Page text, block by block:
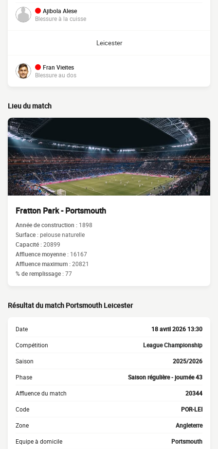
Ajibola Alese
Blessure à la cuisse
Leicester
Fran Vieites
Blessure au dos
Lieu du match
Fratton Park - Portsmouth
Année de construction : 1898
Surface :pelouse naturelle
Capacité :20899
Affluence moyenne : 16167
Affluence maximum :20821
% de remplissage :77
Résultat du match Portsmouth Leicester
Date 18 avril 2026 13:30
Compétition League Championship
Saison 2025/2026
Phase Saison régulière - journée 43
Affluence du match 20344
Code POR-LEI
Zone Angleterre
Equipe à domicile Portsmouth